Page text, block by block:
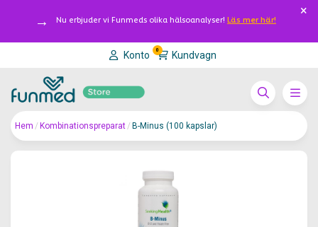
Nu erbjuder vi Funmeds olika hälsoanalyser! Läs mer här!
Konto Kundvagn
0
Hem / Kombinationspreparat / B-Minus (100 kapslar)